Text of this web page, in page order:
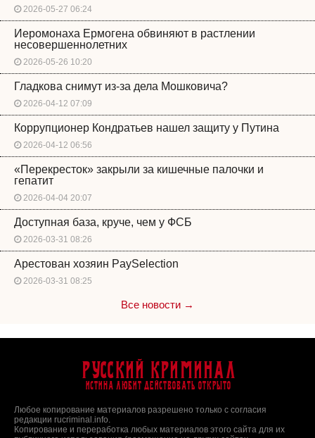
2026-05-27 06:24
Иеромонаха Ермогена обвиняют в растлении
несовершеннолетних
2026-05-26 10:20
Гладкова снимут из-за дела Мошковича?
2026-04-12 07:09
Коррупционер Кондратьев нашел защиту у Путина
2026-04-12 06:56
«Перекресток» закрыли за кишечные палочки и
гепатит
2026-04-04 20:07
Доступная база, круче, чем у ФСБ
2026-03-31 08:26
Арестован хозяин PaySelection
2026-03-31 08:25
Все новости →
Русский Криминал
Истина любит действовать открыто
Любое копирование материалов разрешено только с согласия
редакции rucriminal.info.
Копирование и переработка любых материалов этого сайта для их